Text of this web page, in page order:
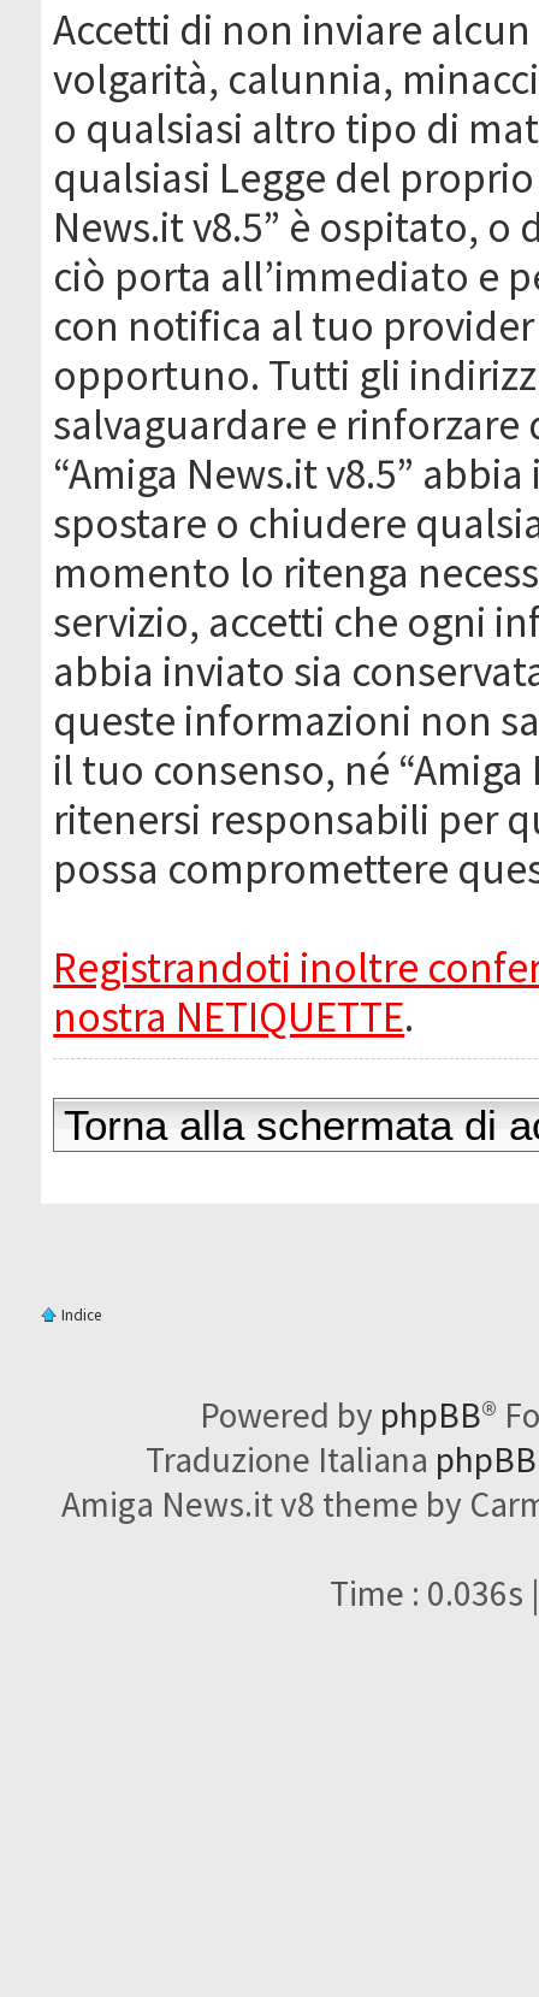
Accetti di non inviare
volgarità, calunnia,
o qualsiasi altro tipo di
qualsiasi Legge del
News.it v8.5” è ospitato, o
ciò porta all’immediato e
con notifica al tuo
opportuno. Tutti gli
salvaguardare e
“Amiga News.it v8.5”
spostare o chiudere
momento lo ritenga
servizio, accetti che ogni
abbia inviato sia
queste informazioni non
il tuo consenso, né
ritenersi responsabili per
possa compromettere
Registrandoti inoltre
nostra NETIQUETTE.
Torna alla schermata di
Indice
Powered by phpBB®
Traduzione Italiana
Amiga News.it v8 theme by
Time : 0.036s